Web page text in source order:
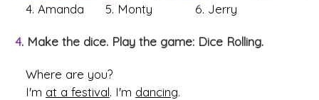
4. Amanda 5. Monty 6. Jerry
4. Make the dice. Play the game: Dice Rolling.
Where are you?
I'm at a festival. I'm dancing.